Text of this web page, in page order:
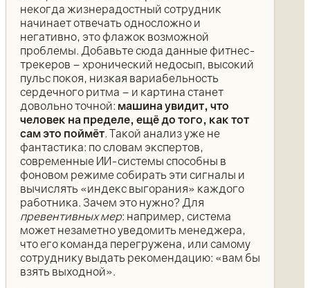
некогда жизнерадостный сотрудник
начинает отвечать односложно и
негативно, это флажок возможной
проблемы. Добавьте сюда данные фитнес-
трекеров – хронический недосып, высокий
пульс покоя, низкая вариабельность
сердечного ритма – и картина станет
довольно точной: машина увидит, что
человек на пределе, ещё до того, как тот
сам это поймёт. Такой анализ уже не
фантастика: по словам экспертов,
современные ИИ-системы способны в
фоновом режиме собирать эти сигналы и
вычислять «индекс выгорания» каждого
работника. Зачем это нужно? Для
превентивных мер: например, система
может незаметно уведомить менеджера,
что его команда перегружена, или самому
сотруднику выдать рекомендацию: «вам бы
взять выходной».